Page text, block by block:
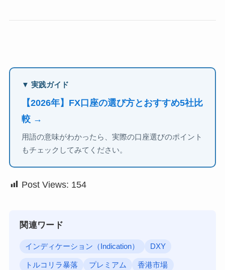
▼ 実践ガイド
【2026年】FX口座の選び方とおすすめ5社比
較 →
用語の意味がわかったら、実際の口座選びのポイント
もチェックしてみてください。
Post Views: 154
関連ワード
インディケーション（Indication） DXY
トルコリラ暴落 プレミアム 香港市場